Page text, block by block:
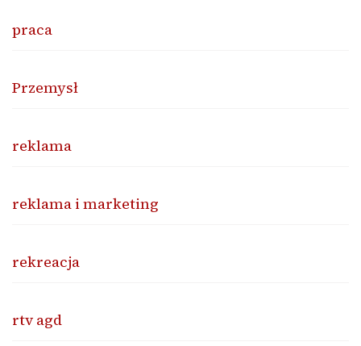
praca
Przemysł
reklama
reklama i marketing
rekreacja
rtv agd